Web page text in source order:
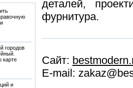
городов
карте
и
деталей,
фурнитура.
Сайт:
E-mail: